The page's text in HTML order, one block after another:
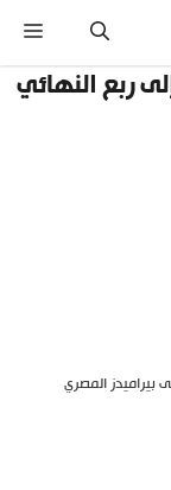
ربع النهائي
المصري